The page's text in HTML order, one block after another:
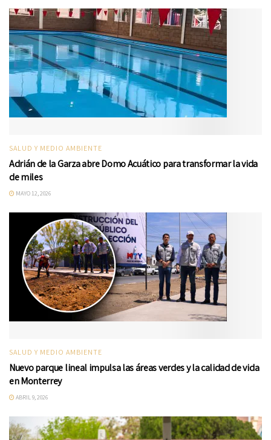
SALUD Y MEDIO AMBIENTE
Adrián de la Garza abre Domo Acuático para transformar la vida
de miles
MAYO 12, 2026
SALUD Y MEDIO AMBIENTE
Nuevo parque lineal impulsa las áreas verdes y la calidad de vida
en Monterrey
ABRIL 9, 2026